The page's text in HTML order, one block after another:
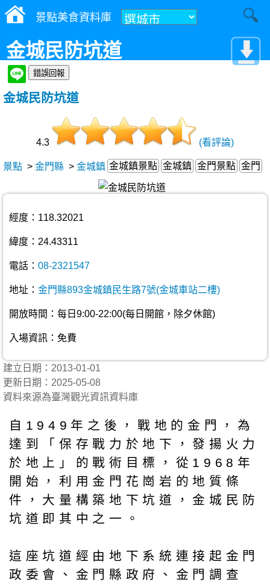
景點美食資料庫
金城民防坑道
金城民防坑道
4.3 (看評論)
景點 > 金門縣 > 金城鎮 金城鎮景點 金城鎮 金門景點 金門
經度：118.32021
緯度：24.43311
電話： 08-2321547
地址： 金門縣893金城鎮民生路7號(金城車站二樓)
開放時間：每日9:00-22:00(每日開館，除夕休館)
入場資訊：免費
建立日期：2013-01-01
更新日期：2025-05-08
資料來源為臺灣觀光資訊資料庫
自1949年之後，戰地的金門，為
達到「保存戰力於地下，發揚火力
於地上」的戰術目標，從1968年
開始，利用金門花崗岩的地質條
件，大量構築地下坑道，金城民防
坑道即其中之一。
這座坑道經由地下系統連接起金門
政委會、金門縣政府、金門調查